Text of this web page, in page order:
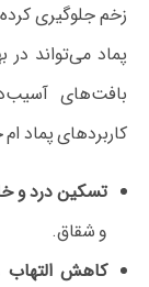
زخم جلوگیری
پماد می‌تواند
بافت‌های
کاربردهای پماد ام
تسکین درد و
و شقاق.
کاهش التهاب